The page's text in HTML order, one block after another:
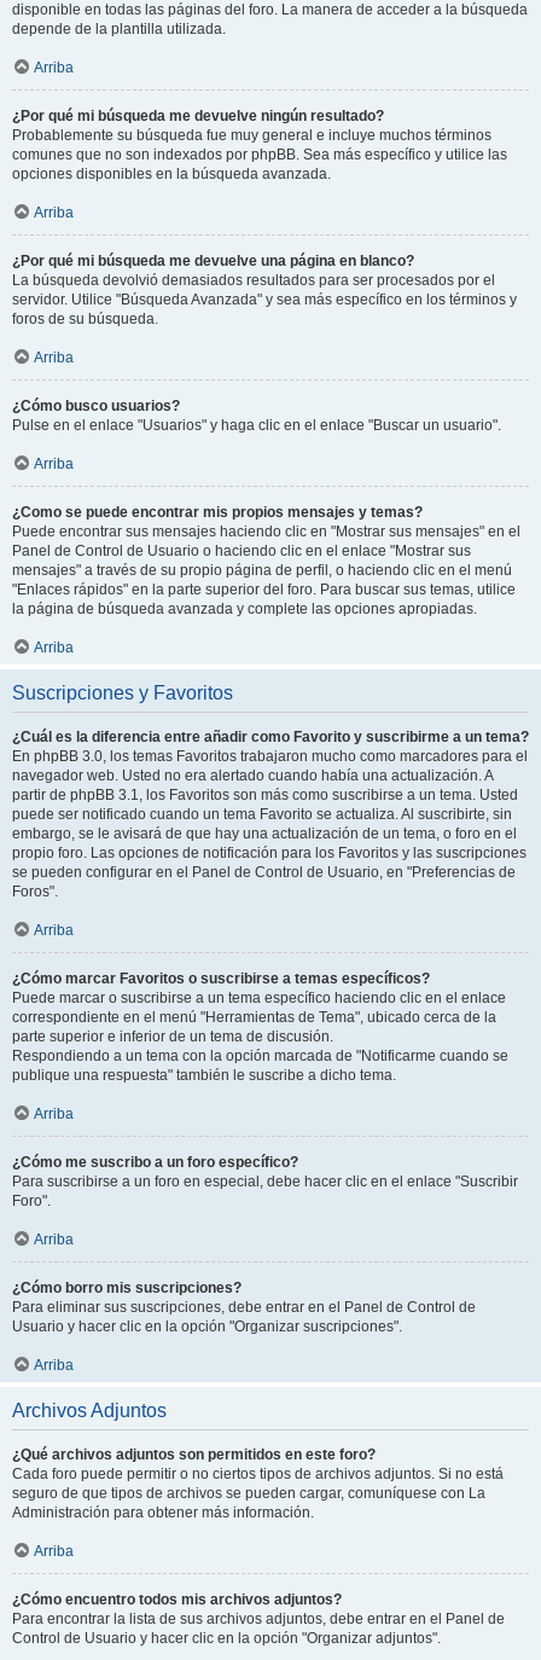
disponible en todas las páginas del foro. La manera de acceder a la búsqueda
depende de la plantilla utilizada.
Arriba
¿Por qué mi búsqueda me devuelve ningún resultado?
Probablemente su búsqueda fue muy general e incluye muchos términos
comunes que no son indexados por phpBB. Sea más específico y utilice las
opciones disponibles en la búsqueda avanzada.
Arriba
¿Por qué mi búsqueda me devuelve una página en blanco?
La búsqueda devolvió demasiados resultados para ser procesados por el
servidor. Utilice "Búsqueda Avanzada" y sea más específico en los términos y
foros de su búsqueda.
Arriba
¿Cómo busco usuarios?
Pulse en el enlace "Usuarios" y haga clic en el enlace "Buscar un usuario".
Arriba
¿Como se puede encontrar mis propios mensajes y temas?
Puede encontrar sus mensajes haciendo clic en "Mostrar sus mensajes" en el
Panel de Control de Usuario o haciendo clic en el enlace "Mostrar sus
mensajes" a través de su propio página de perfil, o haciendo clic en el menú
"Enlaces rápidos" en la parte superior del foro. Para buscar sus temas, utilice
la página de búsqueda avanzada y complete las opciones apropiadas.
Arriba
Suscripciones y Favoritos
¿Cuál es la diferencia entre añadir como Favorito y suscribirme a un tema?
En phpBB 3.0, los temas Favoritos trabajaron mucho como marcadores para el
navegador web. Usted no era alertado cuando había una actualización. A
partir de phpBB 3.1, los Favoritos son más como suscribirse a un tema. Usted
puede ser notificado cuando un tema Favorito se actualiza. Al suscribirte, sin
embargo, se le avisará de que hay una actualización de un tema, o foro en el
propio foro. Las opciones de notificación para los Favoritos y las suscripciones
se pueden configurar en el Panel de Control de Usuario, en "Preferencias de
Foros".
Arriba
¿Cómo marcar Favoritos o suscribirse a temas específicos?
Puede marcar o suscribirse a un tema específico haciendo clic en el enlace
correspondiente en el menú "Herramientas de Tema", ubicado cerca de la
parte superior e inferior de un tema de discusión.
Respondiendo a un tema con la opción marcada de "Notificarme cuando se
publique una respuesta" también le suscribe a dicho tema.
Arriba
¿Cómo me suscribo a un foro específico?
Para suscribirse a un foro en especial, debe hacer clic en el enlace "Suscribir
Foro".
Arriba
¿Cómo borro mis suscripciones?
Para eliminar sus suscripciones, debe entrar en el Panel de Control de
Usuario y hacer clic en la opción "Organizar suscripciones".
Arriba
Archivos Adjuntos
¿Qué archivos adjuntos son permitidos en este foro?
Cada foro puede permitir o no ciertos tipos de archivos adjuntos. Si no está
seguro de que tipos de archivos se pueden cargar, comuníquese con La
Administración para obtener más información.
Arriba
¿Cómo encuentro todos mis archivos adjuntos?
Para encontrar la lista de sus archivos adjuntos, debe entrar en el Panel de
Control de Usuario y hacer clic en la opción "Organizar adjuntos".